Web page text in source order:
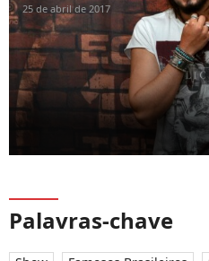
25 de abril de 2017
Palavras-chave